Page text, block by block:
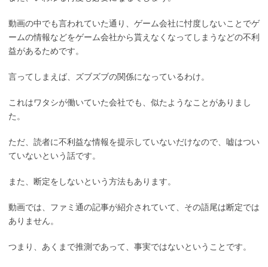
動画の中でも言われていた通り、ゲーム会社に忖度しないことでゲ
ームの情報などをゲーム会社から貰えなくなってしまうなどの不利
益があるためです。
言ってしまえば、ズブズブの関係になっているわけ。
これはワタシが働いていた会社でも、似たようなことがありまし
た。
ただ、読者に不利益な情報を提示していないだけなので、嘘はつい
ていないという話です。
また、断定をしないという方法もあります。
動画では、ファミ通の記事が紹介されていて、その語尾は断定では
ありません。
つまり、あくまで推測であって、事実ではないということです。